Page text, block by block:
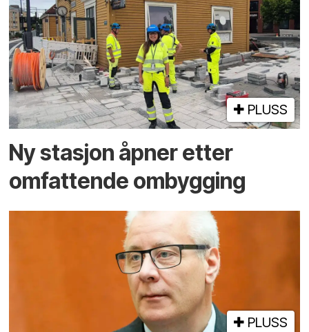
PLUSS
Ny stasjon åpner etter
omfattende ombygging
PLUSS